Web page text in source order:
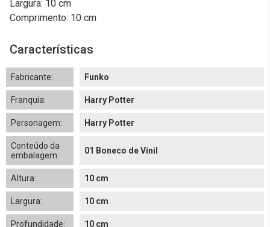
Largura: 10 cm
Comprimento: 10 cm
Características
Fabricante: Funko
Franquia: Harry Potter
Personagem: Harry Potter
Conteúdo da
embalagem:
01 Boneco de Vinil
Altura: 10 cm
Largura: 10 cm
Profundidade: 10 cm